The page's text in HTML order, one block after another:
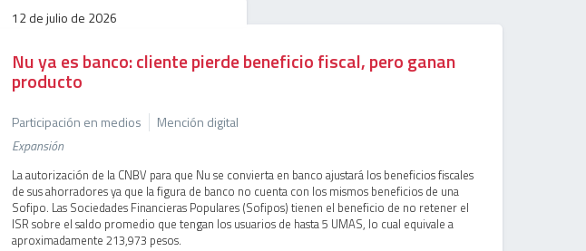
12 de julio de 2026
Nu ya es banco: cliente pierde beneficio fiscal, pero ganan
producto
Participación en medios
Mención digital
Expansión
La autorización de la CNBV para que Nu se convierta en banco ajustará los beneficios fiscales
de sus ahorradores ya que la figura de banco no cuenta con los mismos beneficios de una
Sofipo. Las Sociedades Financieras Populares (Sofipos) tienen el beneficio de no retener el
ISR sobre el saldo promedio que tengan los usuarios de hasta 5 UMAS, lo cual equivale a
aproximadamente 213,973 pesos.